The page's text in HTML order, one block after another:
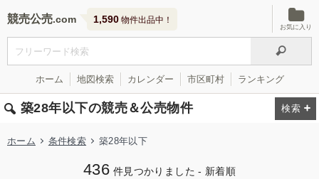
競売公売 1,590 物件出品中！
お気に入り
ホーム 地図検索 カレンダー 市区町村 ランキング
築28年以下の競売＆公売物件
ホーム 条件検索 築28年以下
436 件見つかりました - 新着順